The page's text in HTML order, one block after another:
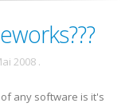
2008 .
any software is it's